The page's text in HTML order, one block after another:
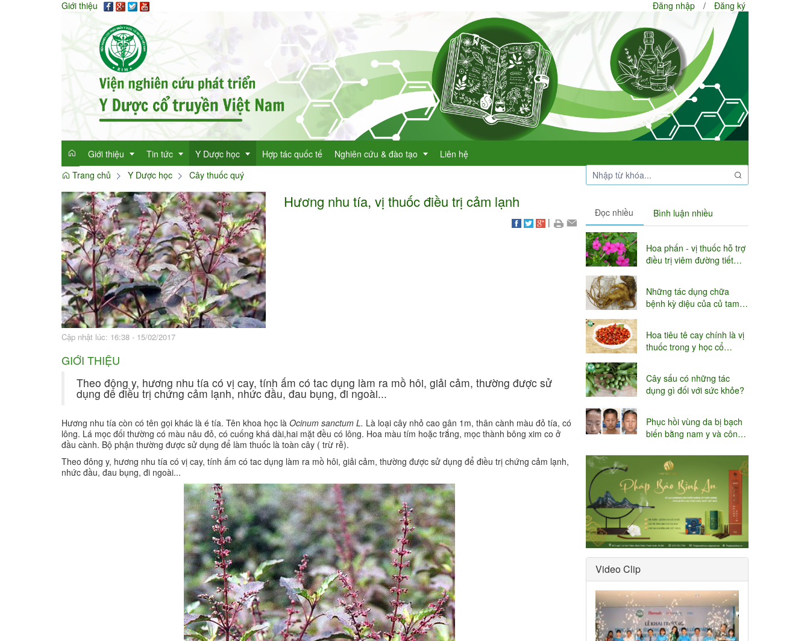
Giới thiệu Đăng nhập / Đăng ký
Giới thiệu
Giới thiệu
Mục đích
Chức năng nhiệm vụ
Tin tức
Tin tức tổng hợp
Tin tức trong ngành
Y Dược học
Thông tin y học
Cây thuốc quý Danh lục cây thuốc
Danh lục cây thuốc Việt Nam
Làm đẹp với thảo dược
Bài thuốc hay
Sức khỏe ngàn vàng
Hợp tác quốc tế Nghiên cứu & đào tạo
Dự án KHCN
Liên hệ
Trang chủ
Y Dược học Cây thuốc quý
Cập nhật lúc: 16:38 - 15/02/2017
Hương nhu tía, vị thuốc điều trị cảm lạnh
|
GIỚI THIỆU
Theo đông y, hương nhu tía có vị cay, tính ấm có tac dụng làm ra mồ hôi, giải cảm, thường được sử
dụng để điều trị chứng cảm lạnh, nhức đầu, đau bụng, đi ngoài...
Hương nhu tía còn có tên gọi khác là é tía. Tên khoa học là Ocinum sanctum L. Là loại cây nhỏ cao gân 1m, thân cành màu đỏ tía, có
lông. Lá mọc đối thường có màu nâu đỏ, có cuống khá dài,hai mặt đều có lông. Hoa màu tím hoặc trắng, mọc thành bông xim co ở
đầu cành. Bộ phận thường được sử dụng để làm thuốc là toàn cây ( trừ rễ).
Theo đông y, hương nhu tía có vị cay, tính ấm có tac dụng làm ra mồ hôi, giải cảm, thường được sử dụng để điều trị chứng cảm lạnh,
nhức đầu, đau bụng, đi ngoài...
Đọc nhiều Bình luận nhiều
Hoa phấn - vị thuốc hỗ trợ
điều trị viêm đường tiết
Những tác dụng chữa
bệnh kỳ diệu của củ tam
Hoa tiêu tê cay chính là vị
thuốc trong y học cổ
Cây sấu có những tác
dụng gì đối với sức khỏe?
Phục hồi vùng da bị bạch
biến bằng nam y và công
Video Clip